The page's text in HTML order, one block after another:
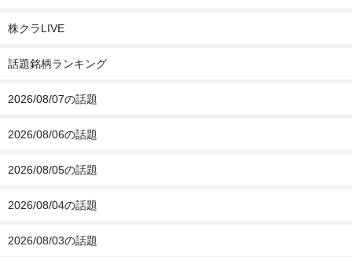
株クラLIVE
話題銘柄ランキング
2026/08/07の話題
2026/08/06の話題
2026/08/05の話題
2026/08/04の話題
2026/08/03の話題